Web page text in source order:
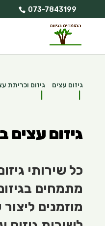
073-7843199
גיזום עצים גיזום וכריתת
גיזום עצים
כל שירותי
מתמחים
מוזמנים